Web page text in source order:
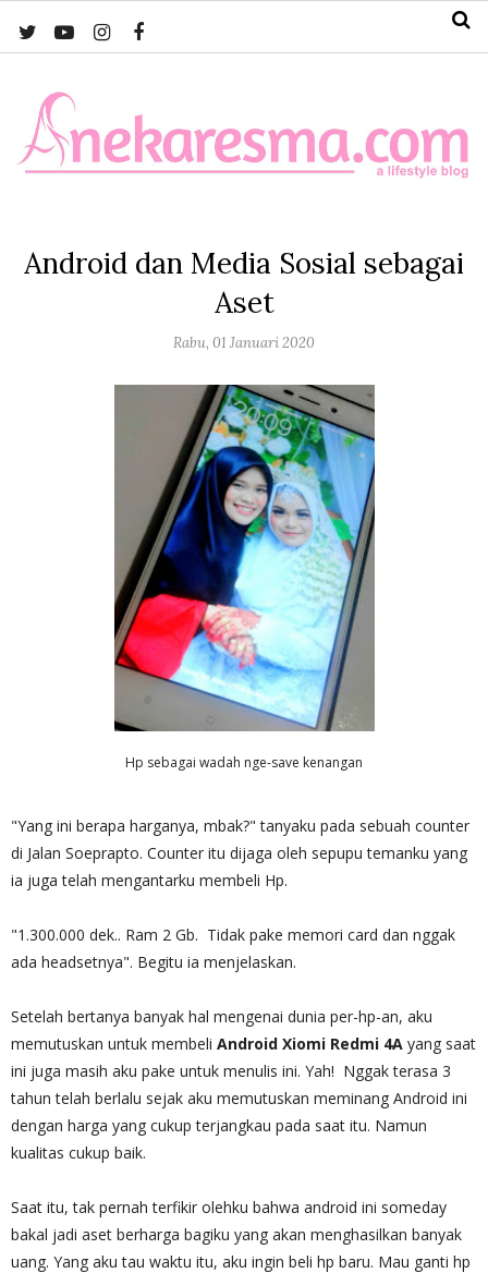
Android dan Media Sosial sebagai
Aset
Rabu, 01 Januari 2020
Hp sebagai wadah nge-save kenangan
"Yang ini berapa harganya, mbak?" tanyaku pada sebuah counter
di Jalan Soeprapto. Counter itu dijaga oleh sepupu temanku yang
ia juga telah mengantarku membeli Hp.
"1.300.000 dek.. Ram 2 Gb. Tidak pake memori card dan nggak
ada headsetnya". Begitu ia menjelaskan.
Setelah bertanya banyak hal mengenai dunia per-hp-an, aku
memutuskan untuk membeli Android Xiomi Redmi 4A yang saat
ini juga masih aku pake untuk menulis ini. Yah! Nggak terasa 3
tahun telah berlalu sejak aku memutuskan meminang Android ini
dengan harga yang cukup terjangkau pada saat itu. Namun
kualitas cukup baik.
Saat itu, tak pernah terfikir olehku bahwa android ini someday
bakal jadi aset berharga bagiku yang akan menghasilkan banyak
uang. Yang aku tau waktu itu, aku ingin beli hp baru. Mau ganti hp